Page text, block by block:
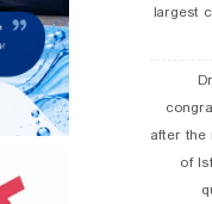
largest
after the
of